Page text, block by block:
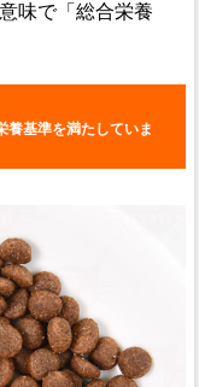
味で「総合栄養
養基準を満たしていま